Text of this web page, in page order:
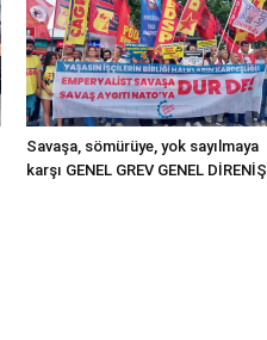
Savaşa, sömürüye, yok sayılmaya
karşı GENEL GREV GENEL DİRENİŞ